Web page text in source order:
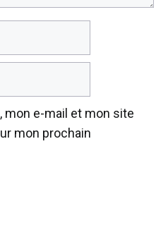
mon e-mail et mon site
mon prochain